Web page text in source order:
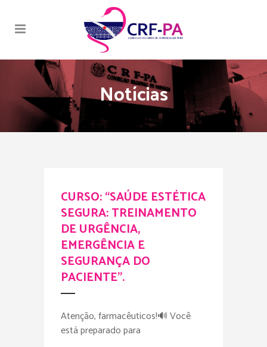
Notícias
CURSO: “SAÚDE ESTÉTICA
SEGURA: TREINAMENTO
DE URGÊNCIA,
EMERGÊNCIA E
SEGURANÇA DO
PACIENTE”.
Atenção, farmacêuticos!🔊 Você
está preparado para